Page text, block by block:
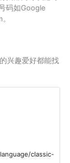
码如Google
兴趣爱好都能找
classic-